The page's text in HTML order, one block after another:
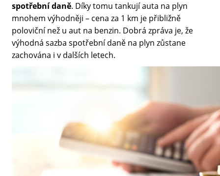
spotřební daně. Díky tomu tankují auta na plyn
mnohem výhodněji – cena za 1 km je přibližně
poloviční než u aut na benzin. Dobrá zpráva je, že
výhodná sazba spotřební daně na plyn zůstane
zachována i v dalších letech.